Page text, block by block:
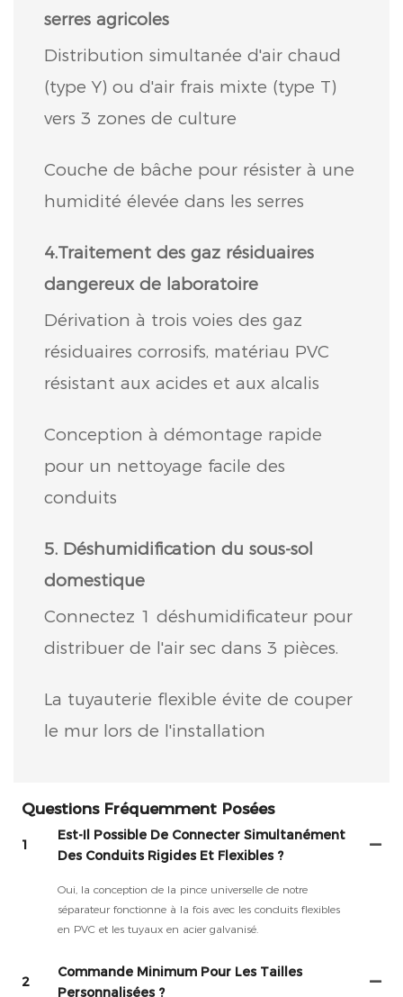
serres agricoles
Distribution simultanée d'air chaud
(type Y) ou d'air frais mixte (type T)
vers 3 zones de culture
Couche de bâche pour résister à une
humidité élevée dans les serres
4.Traitement des gaz résiduaires
dangereux de laboratoire
Dérivation à trois voies des gaz
résiduaires corrosifs, matériau PVC
résistant aux acides et aux alcalis
Conception à démontage rapide
pour un nettoyage facile des
conduits
5. Déshumidification du sous-sol
domestique
Connectez 1 déshumidificateur pour
distribuer de l'air sec dans 3 pièces.
La tuyauterie flexible évite de couper
le mur lors de l'installation
Questions Fréquemment Posées
1
Est-Il Possible De Connecter Simultanément
Des Conduits Rigides Et Flexibles ?
Oui, la conception de la pince universelle de notre
séparateur fonctionne à la fois avec les conduits flexibles
en PVC et les tuyaux en acier galvanisé.
2
Commande Minimum Pour Les Tailles
Personnalisées ?